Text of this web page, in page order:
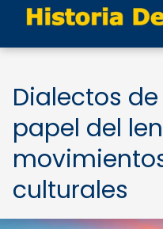
Dialectos
papel del
culturales